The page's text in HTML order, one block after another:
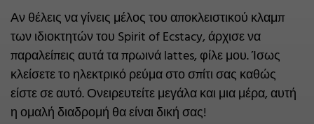
Αν θέλεις να γίνεις μέλος του αποκλειστικού κλαμπ
των ιδιοκτητών του Spirit of Ecstacy, άρχισε να
παραλείπεις αυτά τα πρωινά lattes, φίλε μου. Ίσως
κλείσετε το ηλεκτρικό ρεύμα στο σπίτι σας καθώς
είστε σε αυτό. Ονειρευτείτε μεγάλα και μια μέρα, αυτή
η ομαλή διαδρομή θα είναι δική σας!